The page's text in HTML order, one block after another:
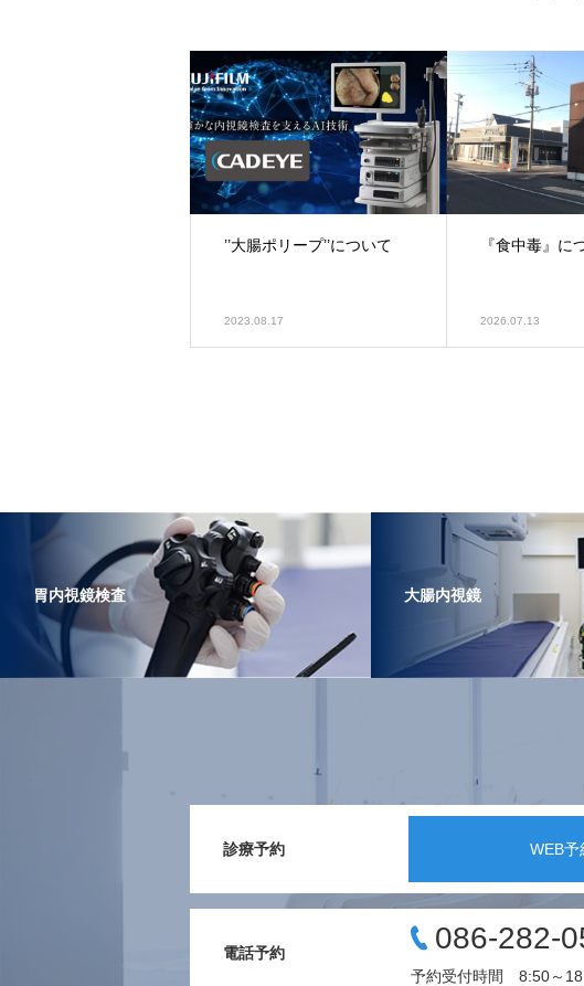
’’大腸ポリープ’’について
2023.08.17
『食中毒』に
2026.07.13
胃内視鏡検査 大腸内視鏡
診療予約 WEB予
電話予約 086-282-
予約受付時間 8:50～